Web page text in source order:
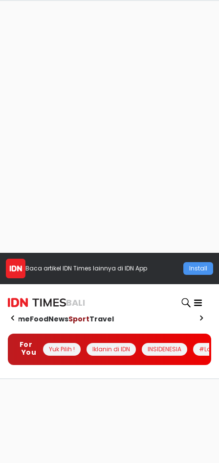
Baca artikel IDN Times lainnya di IDN App Install
BALI
HomeFoodNewsSportTravel
For
You
Yuk Pilih ! Iklanin di IDN INSIDENESIA